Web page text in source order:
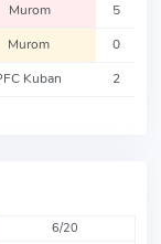
Murom 5
Murom 0
Kuban 2
6/20